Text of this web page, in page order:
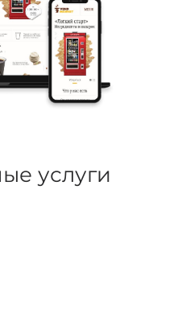
услуги